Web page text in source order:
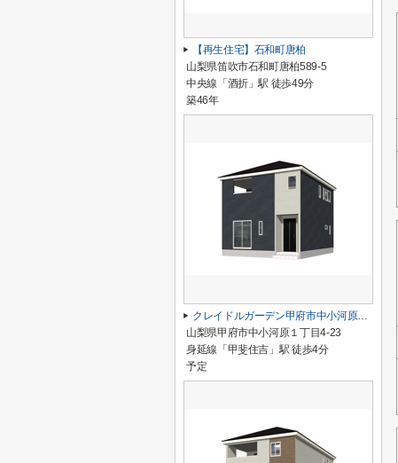
【再生住宅】石和町唐柏
山梨県笛吹市石和町唐柏589-5
中央線「酒折」駅 徒歩49分
築46年
クレイドルガーデン甲府市中小河原第1 2号棟
山梨県甲府市中小河原１丁目4-23
身延線「甲斐住吉」駅 徒歩4分
予定